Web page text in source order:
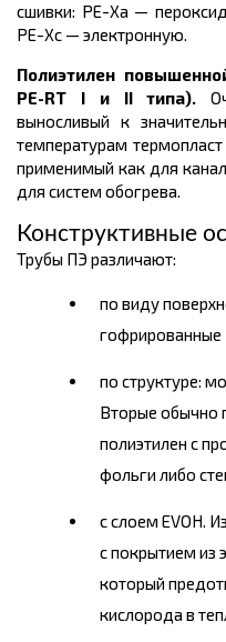
сшивки: РЕ-Ха —
РЕ-Хс — электронную.
Полиэтилен
PE-RT I и II типа).
выносливый к
температурам термопласт
применимый как для
для систем обогрева.
Конструктивные
Трубы ПЭ различают:
по виду
гофрированные
по структуре:
Вторые обычно
полиэтилен с
фольги либо
с слоем EVOH.
с покрытием из
который
кислорода в